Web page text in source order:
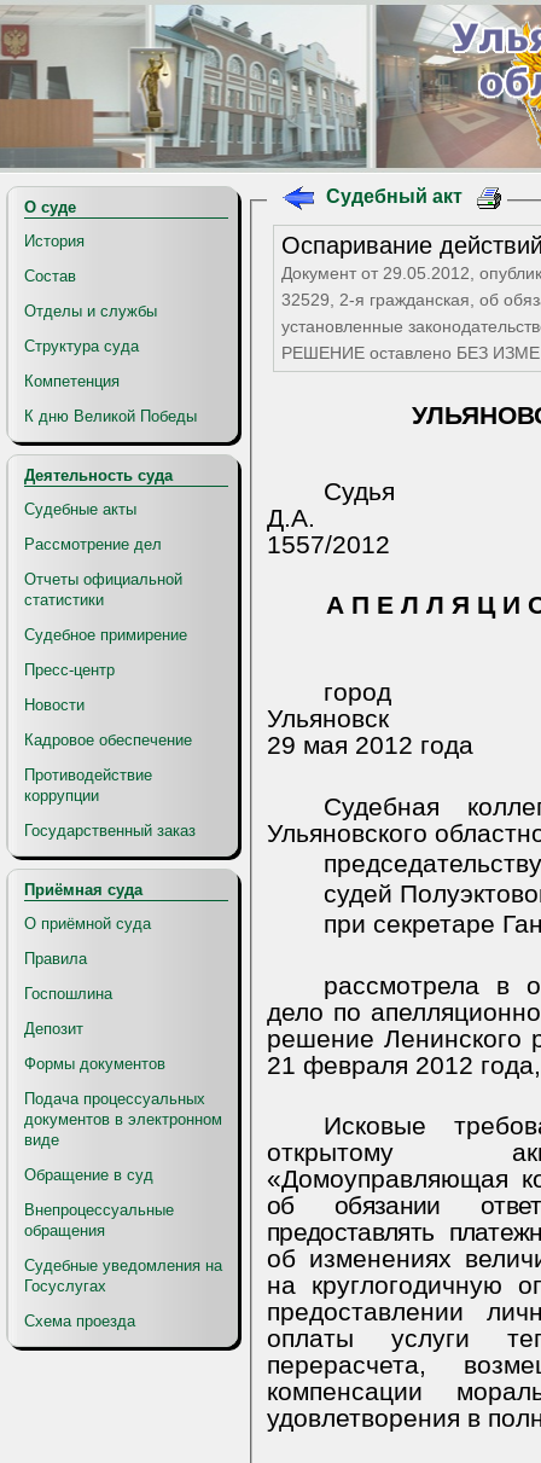
О суде
История
Состав
Отделы и службы
Структура суда
Компетенция
К дню Великой Победы
Деятельность суда
Судебные акты
Рассмотрение дел
Отчеты официальной
статистики
Судебное примирение
Пресс-центр
Новости
Кадровое обеспечение
Противодействие
коррупции
Государственный заказ
Приёмная суда
О приёмной суда
Правила
Госпошлина
Депозит
Формы документов
Подача процессуальных
документов в электронном
виде
Обращение в суд
Внепроцессуальные
обращения
Судебные уведомления на
Госуслугах
Схема проезда
Судебный акт
Оспаривание
Документ от 29.05.2012,
32529, 2-я гражданская, об обязании исполнить
установленные законодательством РФ и компенсации
РЕШЕНИЕ оставлено БЕЗ
Д.А.
1557/2012
А П Е Л Л Я Ц И
город
Ульяновск
29 мая 2012 года
Судебная
Ульяновского
судей
при секретаре
рассмотрела в
дело по
решение Ленинского
21 февраля 2012
Исковые
открытому
«Домоуправляющая
об обязании
предоставлять
об изменениях
на круглогодичную
предоставлении
оплаты услуги
перерасчета,
компенсации
удовлетворения в